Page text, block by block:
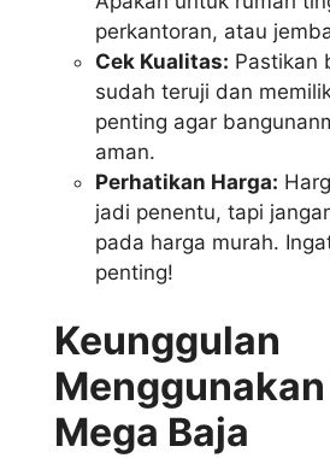
perkantoran, atau
Cek Kualitas: Pastikan
sudah teruji dan
penting agar
aman.
Perhatikan Harga:
jadi penentu, tapi
pada harga murah.
penting!
Keunggulan
Menggunakan
Mega Baja